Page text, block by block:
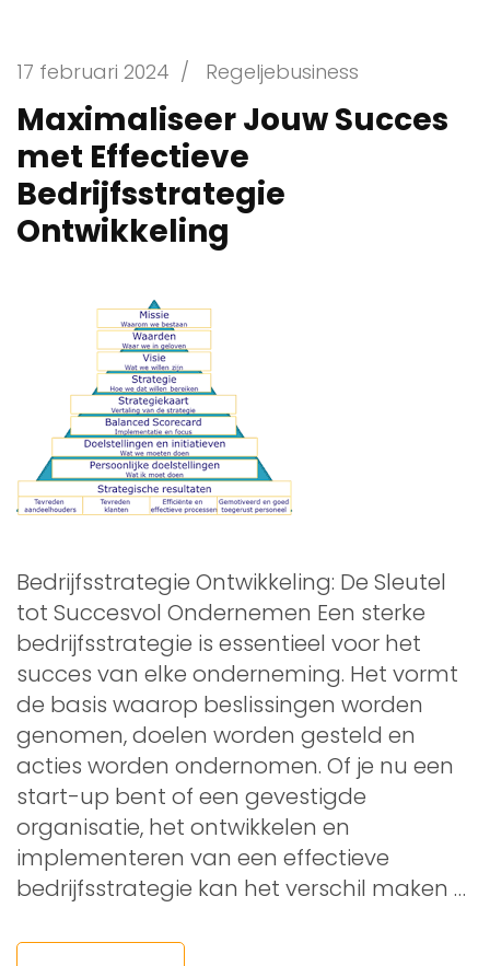
17 februari 2024 / Regeljebusiness
Maximaliseer Jouw Succes
met Effectieve
Bedrijfsstrategie
Ontwikkeling
Bedrijfsstrategie Ontwikkeling: De Sleutel
tot Succesvol Ondernemen Een sterke
bedrijfsstrategie is essentieel voor het
succes van elke onderneming. Het vormt
de basis waarop beslissingen worden
genomen, doelen worden gesteld en
acties worden ondernomen. Of je nu een
start-up bent of een gevestigde
organisatie, het ontwikkelen en
implementeren van een effectieve
bedrijfsstrategie kan het verschil maken …